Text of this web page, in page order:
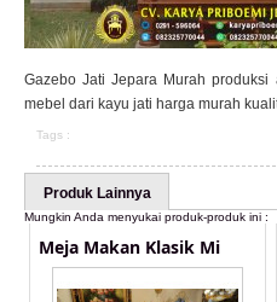
Gazebo Jati Jepara Murah
mebel dari kayu jati harga murah
Tags :
Produk Lainnya
Mungkin Anda menyukai produk-produk ini :
Meja Makan Klasik Mi